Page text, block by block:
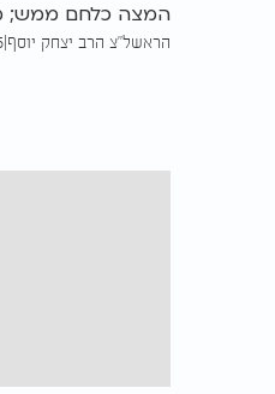
המצה כלחם ממש;
לברך עליה
הראשל"צ הרב יצחק יוסף|